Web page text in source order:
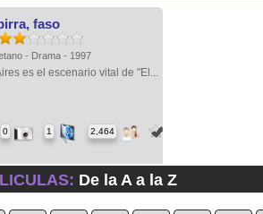
faso
- Drama - 1997
es el escenario vital de "El...
0 1 2,464
De la A a la Z